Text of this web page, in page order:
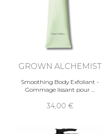
GROWN ALCHEMIST
Smoothing Body Exfoliant -
Gommage lissant pour
34,00